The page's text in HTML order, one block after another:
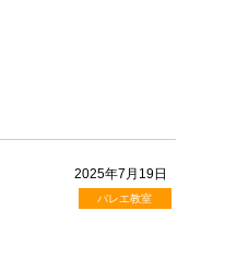
2025年7月19日
バレエ教室